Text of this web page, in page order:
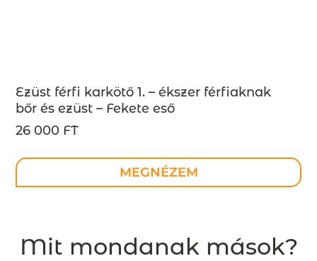
Ezüst férfi karkötő 1. – ékszer férfiaknak
bőr és ezüst – Fekete eső
26 000 FT
MEGNÉZEM
Mit mondanak mások?